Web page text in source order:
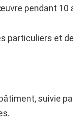
pendant 10
particuliers et
suivie